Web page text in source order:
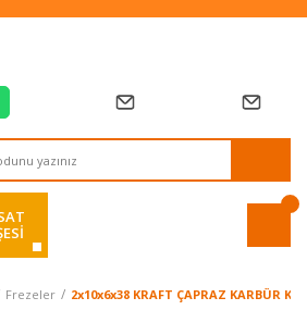
Vade Farksız 2 Taksit!
Frezeler 2x10x6x38 KRAFT ÇAPRAZ KARBÜR